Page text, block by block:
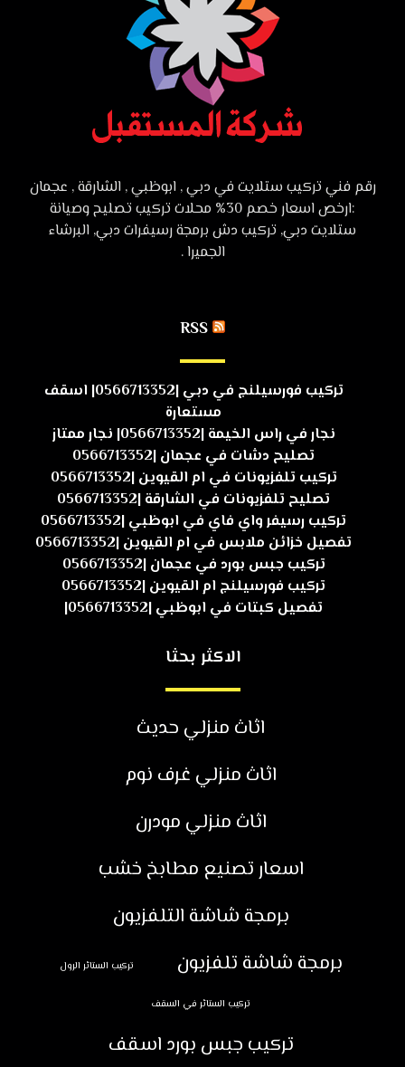
رقم فني تركيب ستلايت في دبي , ابوظبي , الشارقة , عجمان
:ارخص اسعار خصم 30% محلات تركيب تصليح وصيانة
ستلايت دبي, تركيب دش برمجة رسيفرات دبي, البرشاء
الجميرا .
RSS
تركيب فورسيلنج في دبي |0566713352| اسقف
مستعارة
نجار في راس الخيمة |0566713352| نجار ممتاز
تصليح دشات في عجمان |0566713352
تركيب تلفزيونات في ام القيوين |0566713352
تصليح تلفزيونات في الشارقة |0566713352
تركيب رسيفر واي فاي في ابوظبي |0566713352
تفصيل خزائن ملابس في ام القيوين |0566713352
تركيب جبس بورد في عجمان |0566713352
تركيب فورسيلنج ام القيوين |0566713352
تفصيل كبتات في ابوظبي |0566713352|
الاكثر بحثا
اثاث منزلي حديث
اثاث منزلي غرف نوم
اثاث منزلي مودرن
اسعار تصنيع مطابخ خشب
برمجة شاشة التلفزيون
برمجة شاشة تلفزيون
تركيب الستائر الرول
تركيب الستائر في السقف
تركيب جبس بورد اسقف